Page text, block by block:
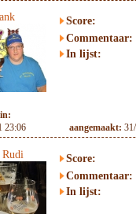
Score:
Commentaar:
In lijst:
23:06
aangemaakt:
Rudi
Score:
Commentaar:
In lijst: